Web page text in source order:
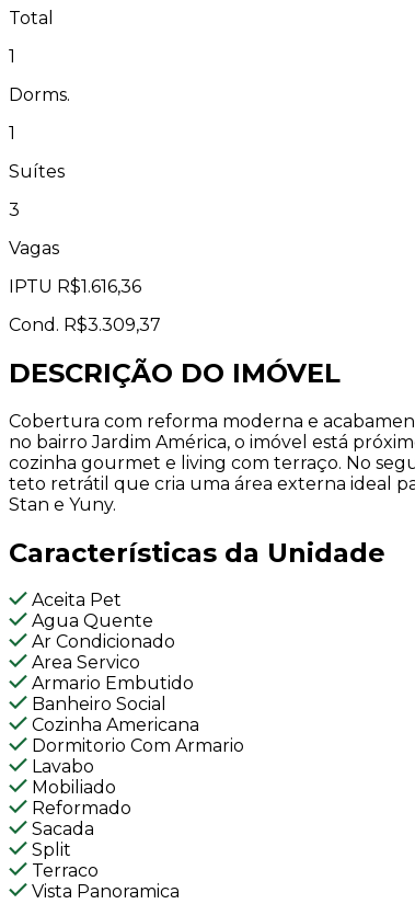
Total
1
Dorms.
1
Suítes
3
Vagas
IPTU R$1.616,36
Cond. R$3.309,37
DESCRIÇÃO DO IMÓVEL
Cobertura com reforma moderna e
no bairro Jardim América, o imóvel está
cozinha gourmet e living com terraço. No
teto retrátil que cria uma área externa ideal
Stan e Yuny.
Características da Unidade
Aceita Pet
Agua Quente
Ar Condicionado
Area Servico
Armario Embutido
Banheiro Social
Cozinha Americana
Dormitorio Com Armario
Lavabo
Mobiliado
Reformado
Sacada
Split
Terraco
Vista Panoramica